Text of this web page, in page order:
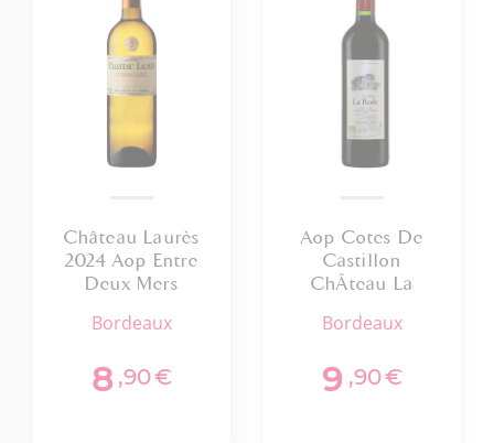
Château Laurès
2024 Aop Entre
Deux Mers
bordeaux
8 ,90€
Aop Cotes De
Castillon
ChÂteau La
bordeaux
9 ,90€